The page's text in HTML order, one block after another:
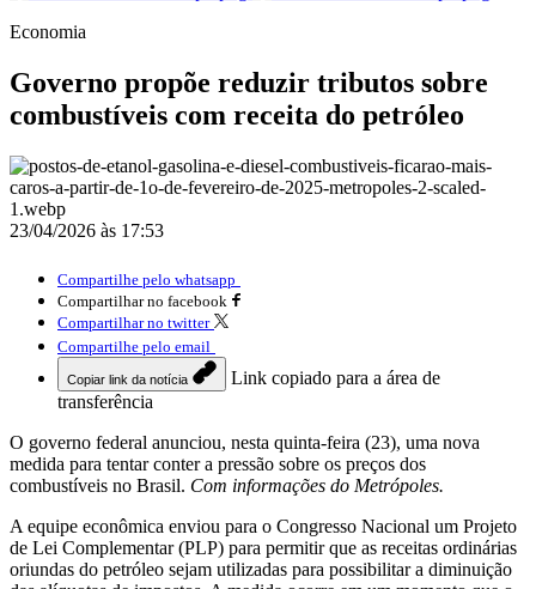
Economia
Governo propõe reduzir tributos sobre
combustíveis com receita do petróleo
23/04/2026 às 17:53
Compartilhe pelo whatsapp
Compartilhar no facebook
Compartilhar no twitter
Compartilhe pelo email
Copiar link da notícia
Link copiado para a área de
transferência
O governo federal anunciou, nesta quinta-feira (23), uma nova
medida para tentar conter a pressão sobre os preços dos
combustíveis no Brasil. Com informações do Metrópoles.
A equipe econômica enviou para o Congresso Nacional um Projeto
de Lei Complementar (PLP) para permitir que as receitas ordinárias
oriundas do petróleo sejam utilizadas para possibilitar a diminuição